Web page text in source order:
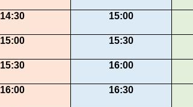
14:30 15:00
15:00 15:30
15:30 16:00
16:00 16:30